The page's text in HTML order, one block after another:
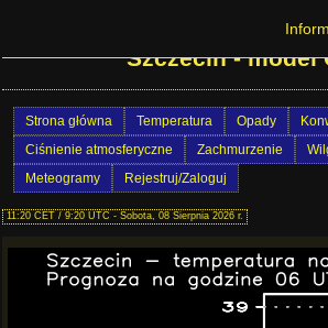
Prognoza pogody na
Szczecin - model
Strona główna Temperatura Opady
Ciśnienie atmosferyczne
Zachmurzenie
Meteogramy
Rejestruj/Zaloguj
11:20 CET / 9:20 UTC - Sobota, 08 Sierpnia 2026 r.